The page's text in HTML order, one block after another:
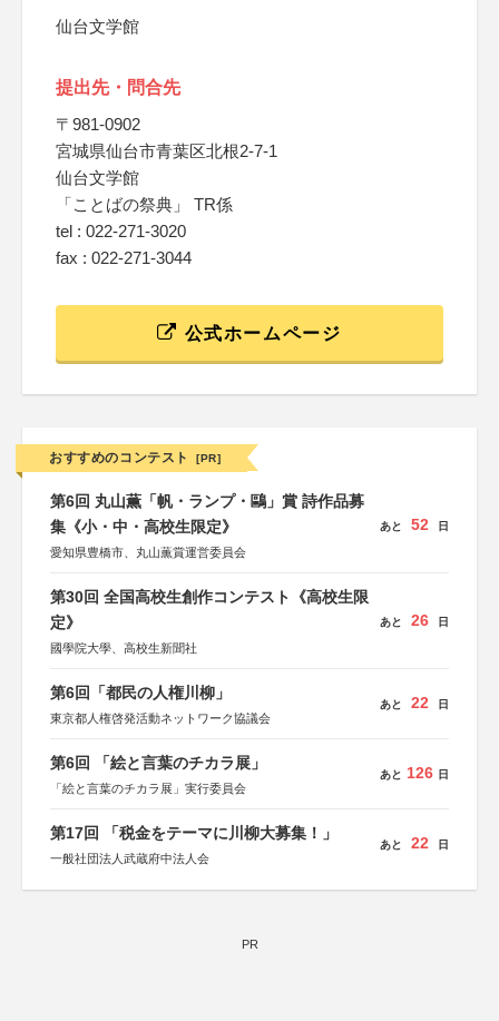
仙台文学館
提出先・問合先
〒981-0902
宮城県仙台市青葉区北根2-7-1
仙台文学館
「ことばの祭典」 TR係
tel : 022-271-3020
fax : 022-271-3044
公式ホームページ
おすすめのコンテスト [PR]
第6回 丸山薫「帆・ランプ・鷗」賞 詩作品募
集《小・中・高校生限定》
愛知県豊橋市、丸山薫賞運営委員会
あと 52 日
第30回 全国高校生創作コンテスト《高校生限
定》
國學院大學、高校生新聞社
あと 26 日
第6回「都民の人権川柳」
東京都人権啓発活動ネットワーク協議会
あと 22 日
第6回 「絵と言葉のチカラ展」
「絵と言葉のチカラ展」実行委員会
あと 126 日
第17回 「税金をテーマに川柳大募集！」
一般社団法人武蔵府中法人会
あと 22 日
PR